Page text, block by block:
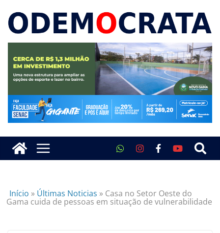
Início » Últimas Noticias » Casa no Setor Oeste do
Gama cuida de pessoas em situação de vulnerabilidade